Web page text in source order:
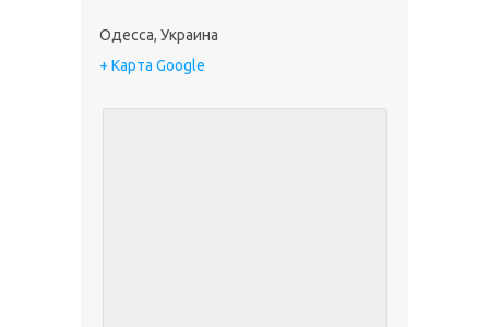
Одесса, Украина
+ Карта Google